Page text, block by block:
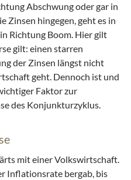
Abschwung oder gar in
Zinsen hingegen, geht es in
Richtung Boom. Hier gilt
gilt: einen starren
der Zinsen längst nicht
geht. Dennoch ist und
Faktor zur
des Konjunkturzyklus.
mit einer Volkswirtschaft.
Inflationsrate bergab, bis